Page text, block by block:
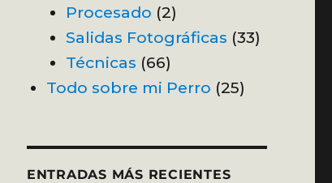
Procesado (2)
Salidas Fotográficas (33)
Técnicas (66)
Todo sobre mi Perro (25)
ENTRADAS MÁS RECIENTES